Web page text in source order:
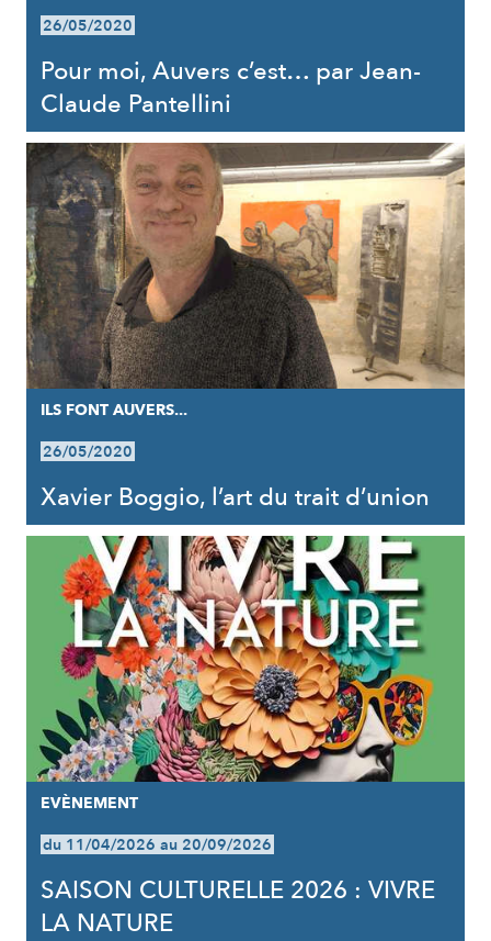
26/05/2020
Pour moi, Auvers c’est… par Jean-
Claude Pantellini
ILS FONT AUVERS...
26/05/2020
Xavier Boggio, l’art du trait d’union
EVÈNEMENT
du 11/04/2026 au 20/09/2026
SAISON CULTURELLE 2026 : VIVRE
LA NATURE